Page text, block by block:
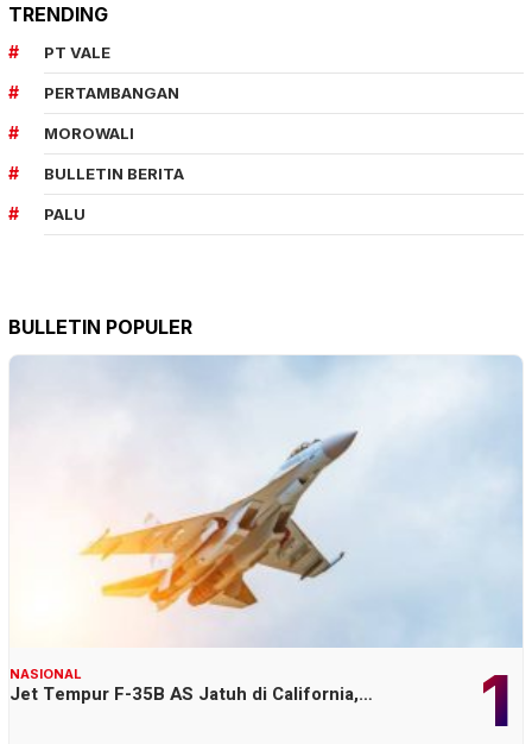
TRENDING
PT VALE
PERTAMBANGAN
MOROWALI
BULLETIN BERITA
PALU
BULLETIN POPULER
1
NASIONAL
Jet Tempur F-35B AS Jatuh di California,…